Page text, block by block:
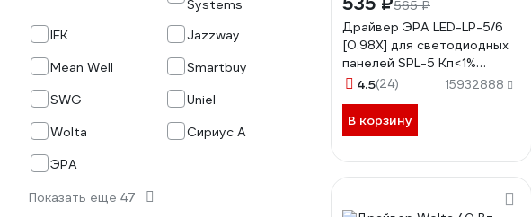
Systems
IEK
Jazzway
Mean Well
Smartbuy
SWG
Uniel
Wolta
Сириус А
ЭРА
Показать еще 47
565 ₽
Драйвер ЭРА LED-LP-5/6
[0.98X] для светодиодных
панелей SPL-5 Кп<1%
PF>0.98 Б0039417
4.5(24) 15932888
В корзину